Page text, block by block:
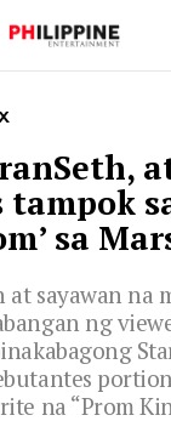
sa
sayawan na
ng
na “Prom